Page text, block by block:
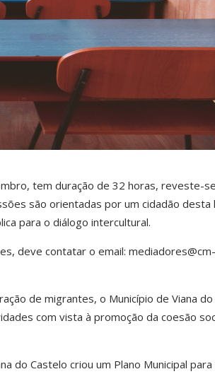
tem duração de 32 horas, reveste-
são orientadas por um cidadão desta
para o diálogo intercultural.
deve contatar o email:
de migrantes, o Município de Viana do
com vista à promoção da coesão
do Castelo criou um Plano Municipal para